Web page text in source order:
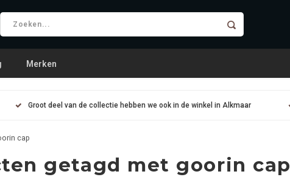
Merken
Groot deel van de collectie hebben we ook in de winkel in Alkmaar
cap
getagd met goorin cap